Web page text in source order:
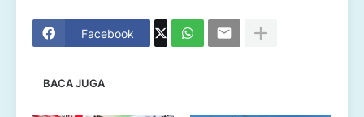
Facebook
BACA JUGA